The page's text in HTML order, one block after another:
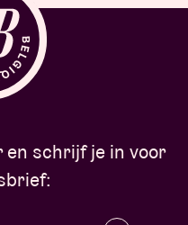
en schrijf je in voor